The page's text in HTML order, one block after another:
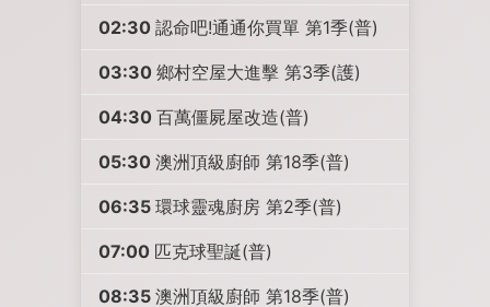
02:30 認命吧!通通你買單 第1季(普)
03:30 鄉村空屋大進擊 第3季(護)
04:30 百萬僵屍屋改造(普)
05:30 澳洲頂級廚師 第18季(普)
06:35 環球靈魂廚房 第2季(普)
07:00 匹克球聖誕(普)
08:35 澳洲頂級廚師 第18季(普)